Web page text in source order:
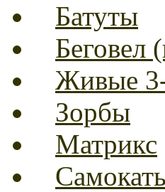
Батуты
Беговел
Живые 3-
Зорбы
Матрикс